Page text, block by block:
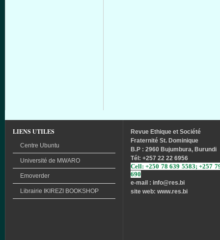
LIENS UTILES
Centre Ubuntu
Université de MWARO
Emoverder
Librairie IKIREZI BOOKSHOP
Revue Ethique et Société
Fraternité St. Dominique
B.P : 2960 Bujumbura, Burundi
Tél : +257 22 22 6956
Cell: +250 78 639 5583; +257
690
e-mail : info@res.bi
site web: www.res.bi